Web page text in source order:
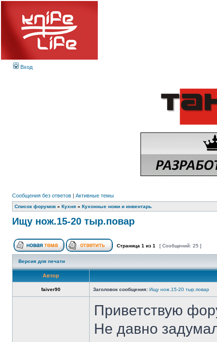
Вход
Сообщения без ответов | Активные темы
Список форумов » Кухня » Кухонные ножи и инвентарь
Ищу нож.15-20 тыр.повар
Страница 1 из 1 [ Сообщений: 25 ]
Версия для печати
Автор
faiver90 Заголовок сообщения: Ищу нож.15-20 тыр.повар
Приветствую
Не давно